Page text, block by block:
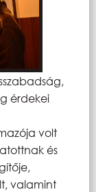
érdekei
volt
és
valamint